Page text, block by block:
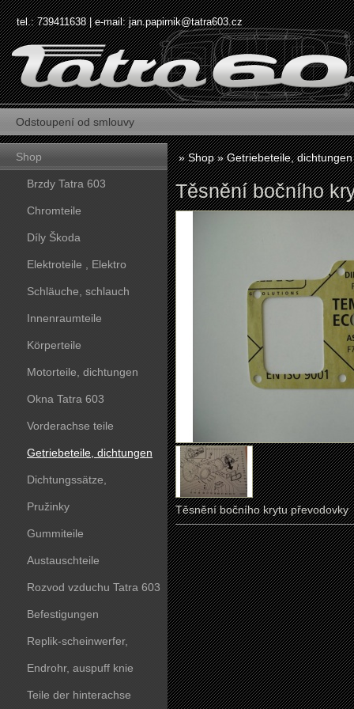
tel.: 739411638 | e-mail:jan.papirnik@tatra603.cz
Odstoupení od smlouvy
Shop
Brzdy Tatra 603
Chromteile
Díly Škoda
Elektroteile , Elektro
Schläuche, schlauch
Innenraumteile
Körperteile
Motorteile, dichtungen
Okna Tatra 603
Vorderachse teile
Getriebeteile, dichtungen
Dichtungssätze,
dichtungskörper
Pružinky
Gummiteile
Austauschteile
Rozvod vzduchu Tatra 603
Befestigungen
Replik-scheinwerfer,
kunststoffteile
Endrohr, auspuff knie
Teile der hinterachse
»Shop»Getriebeteile, dichtungen
Těsnění bočního
Těsnění bočního krytu převodovky